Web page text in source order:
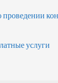
проведении
услуги